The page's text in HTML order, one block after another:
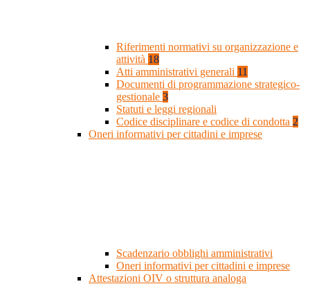
Riferimenti normativi su organizzazione e
attività 18
Atti amministrativi generali 11
Documenti di programmazione strategico-
gestionale 3
Statuti e leggi regionali
Codice disciplinare e codice di condotta 2
Oneri informativi per cittadini e imprese
Scadenzario obblighi amministrativi
Oneri informativi per cittadini e imprese
Attestazioni OIV o struttura analoga